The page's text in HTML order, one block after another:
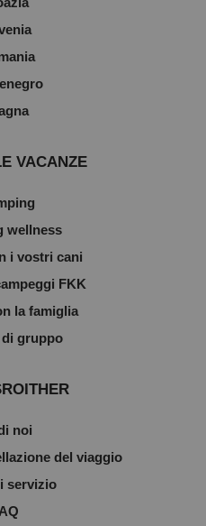
VACANZE
wellness
i vostri cani
FKK
la famiglia
di gruppo
noi
del viaggio
servizio